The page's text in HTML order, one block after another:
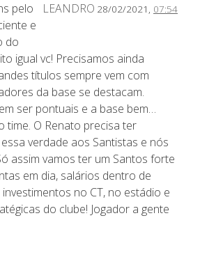
LEANDRO 28/02/2021, 07:54
pelo
e
do
igual vc! Precisamos ainda
títulos sempre vem com
da base se destacam.
ser pontuais e a base bem…
time. O Renato precisa ter
verdade aos Santistas e nós
assim vamos ter um Santos forte
em dia, salários dentro de
no CT, no estádio e
do clube! Jogador a gente